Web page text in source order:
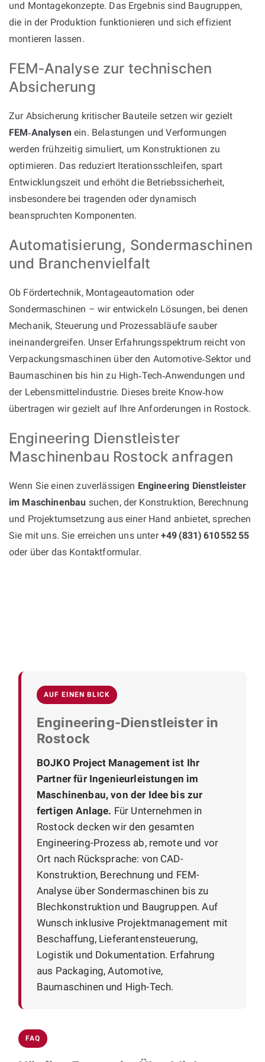
und Montagekonzepte. Das Ergebnis sind Baugruppen,
die in der Produktion funktionieren und sich effizient
montieren lassen.
FEM‑Analyse zur technischen
Absicherung
Zur Absicherung kritischer Bauteile setzen wir gezielt
FEM‑Analysenein. Belastungen und Verformungen
werden frühzeitig simuliert, um Konstruktionen zu
optimieren. Das reduziert Iterationsschleifen, spart
Entwicklungszeit und erhöht die Betriebssicherheit,
insbesondere bei tragenden oder dynamisch
beanspruchten Komponenten.
Automatisierung, Sondermaschinen
und Branchenvielfalt
Ob Fördertechnik, Montageautomation oder
Sondermaschinen – wir entwickeln Lösungen, bei denen
Mechanik, Steuerung und Prozessabläufe sauber
ineinandergreifen. Unser Erfahrungsspektrum reicht von
Verpackungsmaschinen über den Automotive‑Sektor und
Baumaschinen bis hin zu High‑Tech‑Anwendungen und
der Lebensmittelindustrie. Dieses breite Know‑how
übertragen wir gezielt auf Ihre Anforderungen in Rostock.
Engineering Dienstleister
Maschinenbau Rostock anfragen
Wenn Sie einen zuverlässigen Engineering Dienstleister
im Maschinenbau suchen, der Konstruktion, Berechnung
und Projektumsetzung aus einer Hand anbietet, sprechen
Sie mit uns. Sie erreichen uns unter+49 (831) 610 552 55
oder über das Kontaktformular.
AUF EINEN BLICK
Engineering-Dienstleister in
Rostock
BOJKO Project Management ist Ihr
Partner für Ingenieurleistungen im
Maschinenbau, von der Idee bis zur
fertigen Anlage. Für Unternehmen in
Rostock decken wir den gesamten
Engineering-Prozess ab, remote und vor
Ort nach Rücksprache: von CAD-
Konstruktion, Berechnung und FEM-
Analyse über Sondermaschinen bis zu
Blechkonstruktion und Baugruppen. Auf
Wunsch inklusive Projektmanagement mit
Beschaffung, Lieferantensteuerung,
Logistik und Dokumentation. Erfahrung
aus Packaging, Automotive,
Baumaschinen und High-Tech.
FAQ